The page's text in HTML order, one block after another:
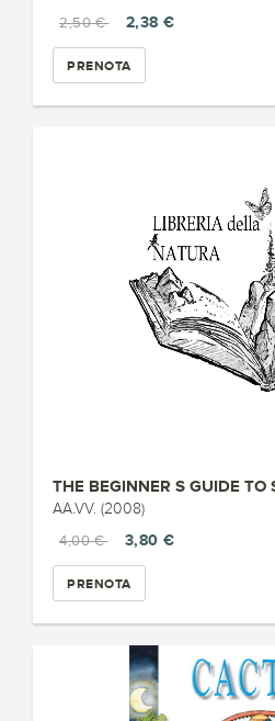
2,50 €
2,38 €
PRENOTA
THE BEGINNER S GUIDE TO
AA.VV. (2008)
4,00 €
3,80 €
PRENOTA